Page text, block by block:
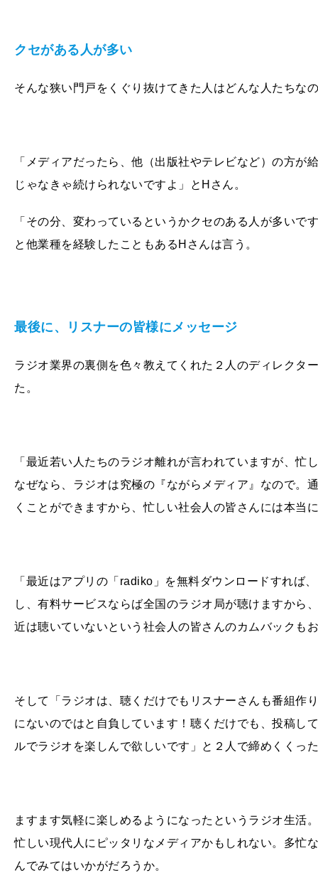
クセがある人が多い
そんな狭い門戸をくぐり抜けてきた人はどんな人たちな
「メディアだったら、他（出版社やテレビなど）の方
じゃなきゃ続けられないですよ」とHさん。
「その分、変わっているというかクセのある人が多い
と他業種を経験したこともあるHさんは言う。
最後に、リスナーの皆様にメッセージ
ラジオ業界の裏側を色々教えてくれた２人のディレクタ
た。
「最近若い人たちのラジオ離れが言われていますが、
なぜなら、ラジオは究極の『ながらメディア』なので。
くことができますから、忙しい社会人の皆さんには本当
「最近はアプリの「radiko」を無料ダウンロードすれば
し、有料サービスならば全国のラジオ局が聴けますから
近は聴いていないという社会人の皆さんのカムバックも
そして「ラジオは、聴くだけでもリスナーさんも番組作
にないのではと自負しています！聴くだけでも、投稿し
ルでラジオを楽しんで欲しいです」と２人で締めくくっ
ますます気軽に楽しめるようになったというラジオ生活
忙しい現代人にピッタリなメディアかもしれない。多忙
んでみてはいかがだろうか。